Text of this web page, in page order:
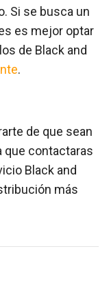
Si se busca un
es mejor optar
de Black and
.
de que sean
que contactaras
Black and
más